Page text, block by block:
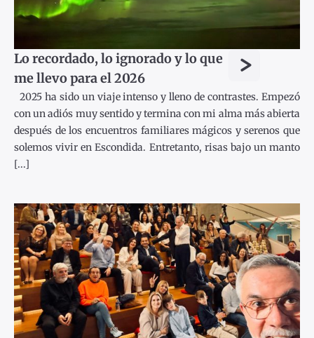
Lo recordado, lo ignorado y lo que
me llevo para el 2026
>
2025 ha sido un viaje intenso y lleno de contrastes. Empezó
con un adiós muy sentido y termina con mi alma más abierta
después de los encuentros familiares mágicos y serenos que
solemos vivir en Escondida. Entretanto, risas bajo un manto
[...]